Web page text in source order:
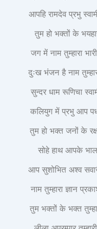
आपहि रामदेव प्रभु
तुम हो भक्तों के
जग में नाम तुम्हारा
दुःख भंजन है नाम
सुन्दर धाम रूणिचा
कलियुग में प्रभु आप
तुम हो भक्त जनों के
सोहे हाथ आपके
आप सुशोभित अश्व
नाम तुम्हारा ज्ञान
तुम भक्तों के भक्त